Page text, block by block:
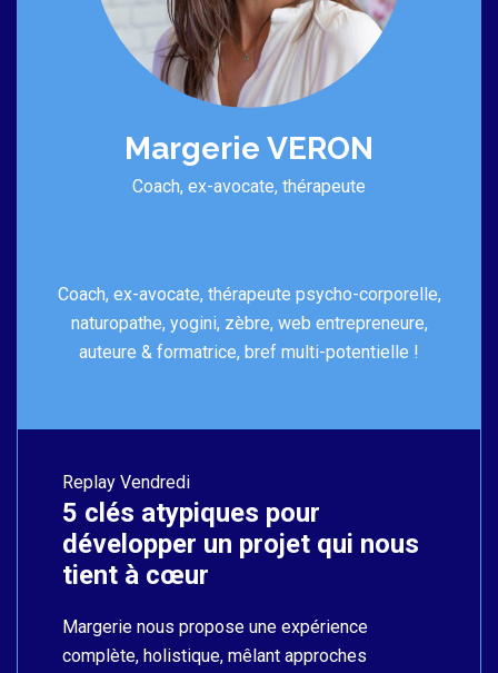
Margerie VERON
Coach, ex-avocate, thérapeute
Coach, ex-avocate, thérapeute psycho-corporelle,
naturopathe, yogini, zèbre, web entrepreneure,
auteure & formatrice, bref multi-potentielle !
Replay Vendredi
5 clés atypiques pour
développer un projet qui nous
tient à cœur
Margerie nous propose une expérience
complète, holistique, mêlant approches